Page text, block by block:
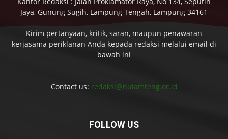
Jaya, Gunung Sugih, Lampung Tengah, Lampung 34161
Kirim pertanyaan, kritik, saran, maupun penawaran
kerjasama periklanan Anda kepada redaksi melalui email di
bawah ini
Contact us: redaksi@nulamteng.or.id
FOLLOW US